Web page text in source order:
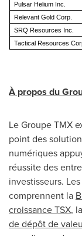
Pulsar Helium Inc.
Relevant Gold Corp.
SRQ Resources Inc.
Tactical Resources
À propos du
Le Groupe TMX
point des
numériques
réussite des
investisseurs.
comprennent la
croissance TSX, la
de dépôt de